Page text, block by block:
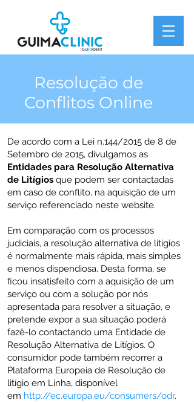
Resolução de
Conflitos Online
De acordo com a Lei n.144/2015 de 8 de
Setembro de 2015, divulgamos as
Entidades para Resolução Alternativa
de Litígios que podem ser contactadas
em caso de conflito, na aquisição de um
serviço referenciado neste website.
Em comparação com os processos
judiciais, a resolução alternativa de litígios
é normalmente mais rápida, mais simples
e menos dispendiosa. Desta forma, se
ficou insatisfeito com a aquisição de um
serviço ou com a solução por nós
apresentada para resolver a situação, e
pretende expor a sua situação poderá
fazê-lo contactando uma Entidade de
Resolução Alternativa de Litígios. O
consumidor pode também recorrer a
Plataforma Europeia de Resolução de
litígio em Linha, disponível
em http://ec.europa.eu/consumers/odr.